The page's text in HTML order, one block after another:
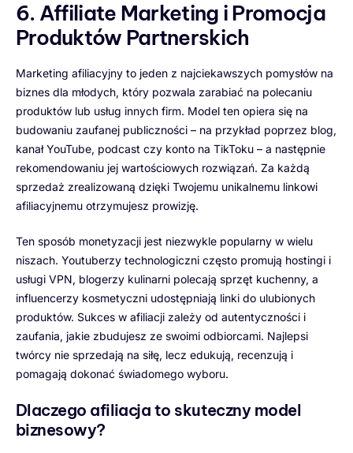
6. Affiliate Marketing i Promocja
Produktów Partnerskich
Marketing afiliacyjny to jeden z najciekawszych pomysłów na
biznes dla młodych, który pozwala zarabiać na polecaniu
produktów lub usług innych firm. Model ten opiera się na
budowaniu zaufanej publiczności – na przykład poprzez blog,
kanał YouTube, podcast czy konto na TikToku – a następnie
rekomendowaniu jej wartościowych rozwiązań. Za każdą
sprzedaż zrealizowaną dzięki Twojemu unikalnemu linkowi
afiliacyjnemu otrzymujesz prowizję.
Ten sposób monetyzacji jest niezwykle popularny w wielu
niszach. Youtuberzy technologiczni często promują hostingi i
usługi VPN, blogerzy kulinarni polecają sprzęt kuchenny, a
influencerzy kosmetyczni udostępniają linki do ulubionych
produktów. Sukces w afiliacji zależy od autentyczności i
zaufania, jakie zbudujesz ze swoimi odbiorcami. Najlepsi
twórcy nie sprzedają na siłę, lecz edukują, recenzują i
pomagają dokonać świadomego wyboru.
Dlaczego afiliacja to skuteczny model
biznesowy?